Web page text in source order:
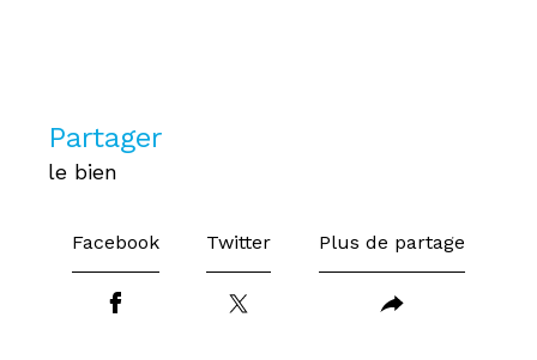
partager
le bien
Facebook Twitter Plus de partage